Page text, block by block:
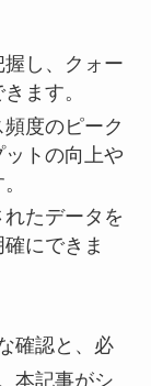
し、クォー
ます。
度のピーク
トの向上や
たデータを
にできま
確認と、必
本記事がシ